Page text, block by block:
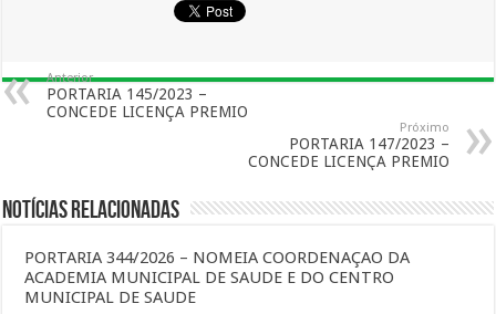
Anterior
PORTARIA 145/2023 –
CONCEDE LICENÇA PREMIO
Próximo
PORTARIA 147/2023 –
CONCEDE LICENÇA PREMIO
Notícias Relacionadas
PORTARIA 344/2026 – NOMEIA COORDENAÇAO DA
ACADEMIA MUNICIPAL DE SAUDE E DO CENTRO
MUNICIPAL DE SAUDE